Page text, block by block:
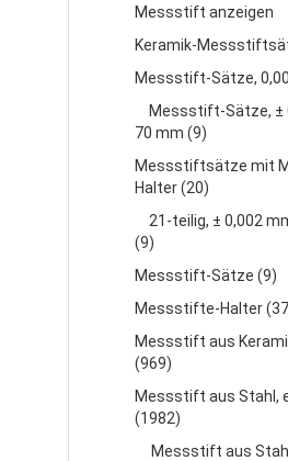
Messstift anzeigen
Keramik-
Messstift-Sätze,
Messstift-Sätze, ±
70 mm (9)
Messstiftsätze mit
Halter (20)
21-teilig, ± 0,002
(9)
Messstift-Sätze (9)
Messstifte-Halter
Messstift aus
(969)
Messstift aus Stahl,
(1982)
Messstift aus